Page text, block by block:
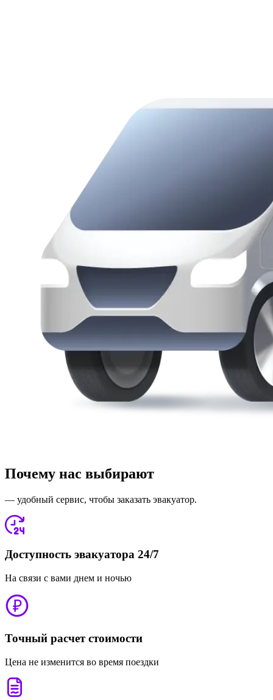
Почему нас выбирают
— удобный сервис, чтобы заказать эвакуатор.
Доступность эвакуатора 24/7
На связи с вами днем и ночью
Точный расчет стоимости
Цена не изменится во время поездки